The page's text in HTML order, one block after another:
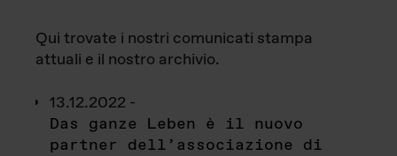
Qui trovate i nostri comunicati stampa
attuali e il nostro archivio.
13.12.2022 -
Das ganze Leben è il nuovo
partner dell’associazione di